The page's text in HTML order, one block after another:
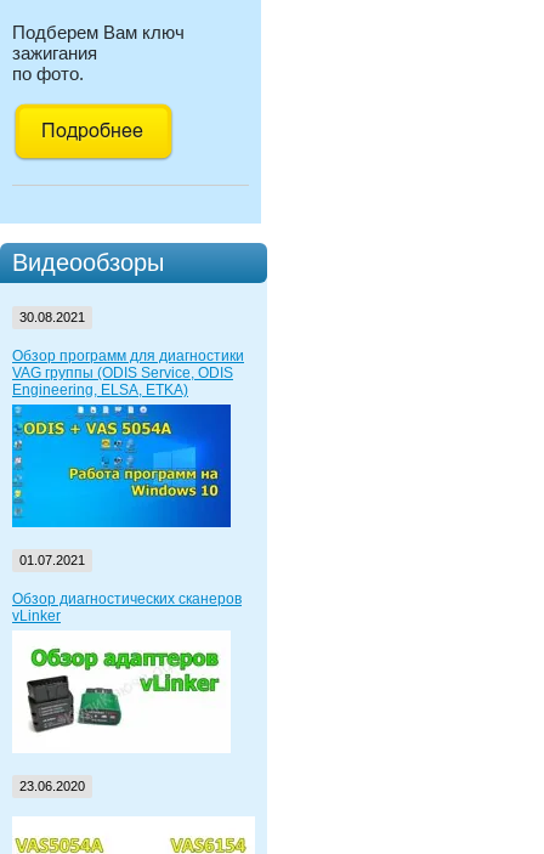
Подберем Вам ключ
зажигания
по фото.
Видеообзоры
30.08.2021
Обзор программ для диагностики
VAG группы (ODIS Service, ODIS
Engineering, ELSA, ETKA)
01.07.2021
Обзор диагностических сканеров
vLinker
23.06.2020